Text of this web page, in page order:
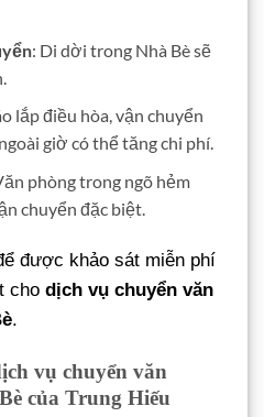
: Di dời trong Nhà Bè sẽ
lắp điều hòa, vận chuyển
giờ có thể tăng chi phí.
phòng trong ngõ hẻm
chuyển đặc biệt.
được khảo sát miễn phí
cho dịch vụ chuyển văn
.
vụ chuyển văn
của Trung Hiếu